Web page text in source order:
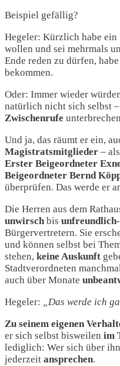
Beispiel gefällig?
Hegeler: Kürzlich habe ein
wollen und sei mehrmals
Ende reden zu dürfen,
bekommen.
Oder: Immer wieder
natürlich nicht sich selbst
Zwischenrufe
Und ja, das räumt er ein,
Magistratsmitglieder –
Erster Beigeordneter
Beigeordneter Bernd
überprüfen. Das werde er
Die Herren aus dem
unwirsch bis
Bürgervertretern. Sie
und können selbst bei
stehen, keine Auskunft
Stadtverordneten
auch über Monate
Hegeler: „Das werde ich
Zu seinem eigenen
er sich selbst bisweilen im
lediglich: Wer sich über ihn
jederzeit ansprechen.